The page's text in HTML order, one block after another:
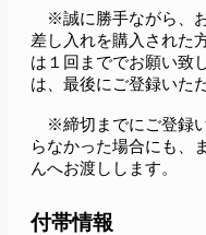
※誠に勝手ながら、
差し入れを購入された
は１回まででお願い致
は、最後にご登録いた
※締切までにご登録
らなかった場合にも、
んへお渡しします。
付帯情報